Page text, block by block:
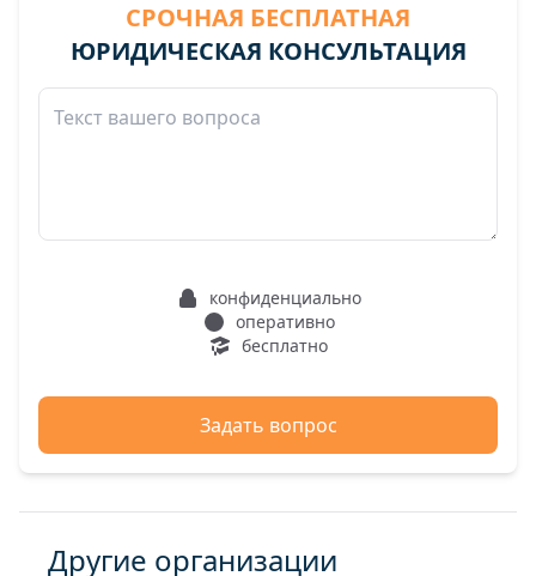
СРОЧНАЯ БЕСПЛАТНАЯ
ЮРИДИЧЕСКАЯ КОНСУЛЬТАЦИЯ
конфиденциально
оперативно
бесплатно
Задать вопрос
Другие организации